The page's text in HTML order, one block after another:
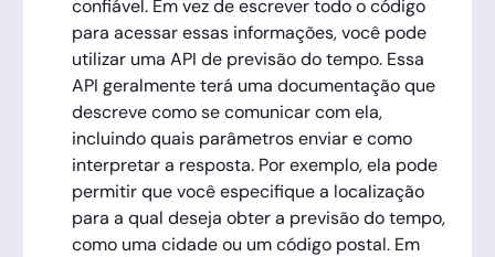
confiável. Em vez de escrever todo o código
para acessar essas informações, você pode
utilizar uma API de previsão do tempo. Essa
API geralmente terá uma documentação que
descreve como se comunicar com ela,
incluindo quais parâmetros enviar e como
interpretar a resposta. Por exemplo, ela pode
permitir que você especifique a localização
para a qual deseja obter a previsão do tempo,
como uma cidade ou um código postal. Em